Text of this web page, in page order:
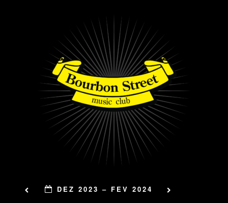
DEZ 2023 – FEV 2024